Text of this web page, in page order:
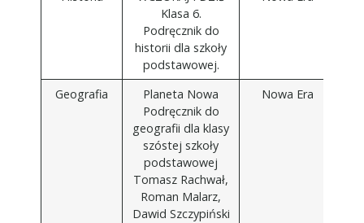
Klasa 6.
Podręcznik do
historii dla szkoły
podstawowej.
Geografia
Planeta Nowa
Podręcznik do
geografii dla klasy
szóstej szkoły
podstawowej
Tomasz Rachwał,
Roman Malarz,
Dawid Szczypiński
Nowa Era